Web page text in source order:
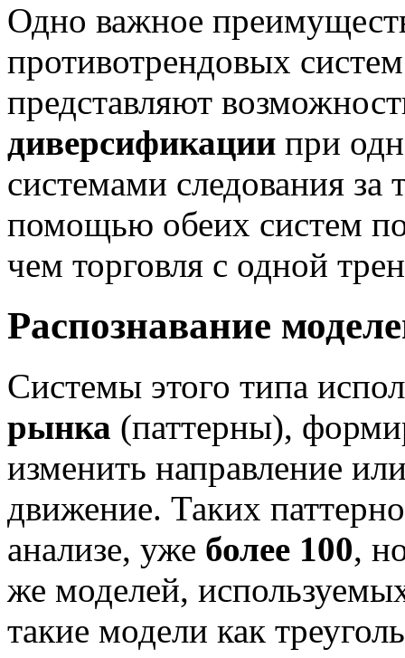
Одно важное
противотрендовых
представляют
диверсификации при
системами следования за
помощью обеих систем
чем торговля с одной
Распознавание
Системы этого типа
рынка (паттерны),
изменить направление
движение. Таких
анализе, уже более 100,
же моделей,
такие модели как